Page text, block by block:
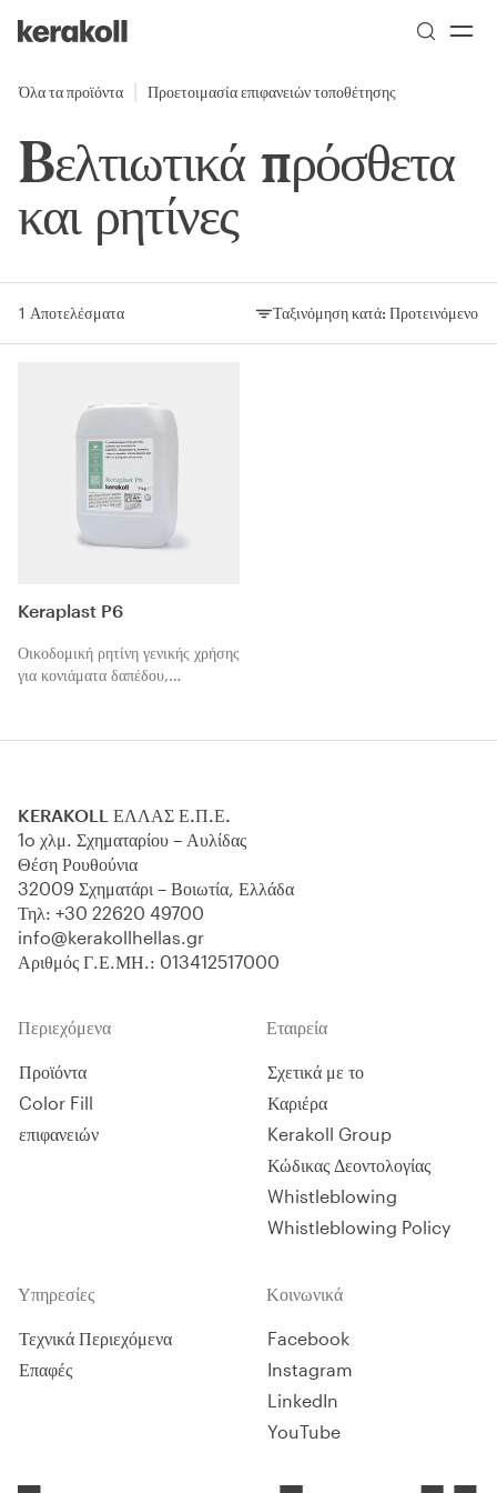
Go to Homepage
Όλα τα προϊόντα Προετοιμασία επιφανειών τοποθέτησης
Bελτιωτικά πρόσθετα
και ρητίνες
1 Αποτελέσματα Ταξινόμηση κατά: Προτεινόμενο
Ταξινόμηση κατά:
Keraplast P6
Οικοδομική ρητίνη γενικής χρήσης
για κονιάματα δαπέδου,
όλα τα μείγματα τσιμέντου.
KERAKOLL ΕΛΛΑΣ Ε.Π.Ε.
1o χλμ. Σχηματαρίου – Αυλίδας
Θέση Ρουθούνια
32009 Σχηματάρι – Βοιωτία, Ελλάδα
Τηλ: +30 22620 49700
info@kerakollhellas.gr
Αριθμός Γ.Ε.ΜΗ.: 013412517000
Περιεχόμενα
Προϊόντα
Color Fill
επιφανειών
Εταιρεία
Σχετικά με το
Καριέρα
Kerakoll Group
Κώδικας Δεοντολογίας
Whistleblowing
Whistleblowing Policy
Υπηρεσίες
Τεχνικά Περιεχόμενα
Επαφές
Κοινωνικά
Facebook
Instagram
LinkedIn
YouTube